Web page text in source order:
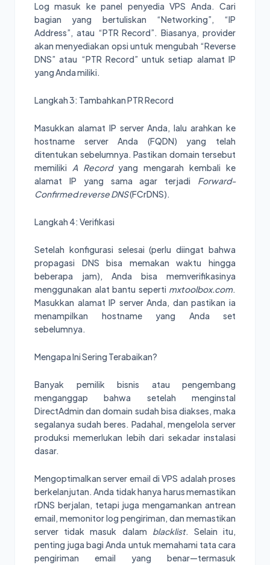
Log masuk ke panel penyedia VPS Anda. Cari
bagian yang bertuliskan “Networking”, “IP
Address”, atau “PTR Record”. Biasanya, provider
akan menyediakan opsi untuk mengubah “Reverse
DNS” atau “PTR Record” untuk setiap alamat IP
yang Anda miliki.
Langkah 3: Tambahkan PTR Record
Masukkan alamat IP server Anda, lalu arahkan ke
hostname server Anda (FQDN) yang telah
ditentukan sebelumnya. Pastikan domain tersebut
memiliki A Recordyang mengarah kembali ke
alamat IP yang sama agar terjadi Forward-
Confirmed reverse DNS(FCrDNS).
Langkah 4: Verifikasi
Setelah konfigurasi selesai (perlu diingat bahwa
propagasi DNS bisa memakan waktu hingga
beberapa jam), Anda bisa memverifikasinya
menggunakan alat bantu seperti mxtoolbox.com.
Masukkan alamat IP server Anda, dan pastikan ia
menampilkan hostname yang Anda set
sebelumnya.
Mengapa Ini Sering Terabaikan?
Banyak pemilik bisnis atau pengembang
menganggap bahwa setelah menginstal
DirectAdmin dan domain sudah bisa diakses, maka
segalanya sudah beres. Padahal, mengelola server
produksi memerlukan lebih dari sekadar instalasi
dasar.
Mengoptimalkan server email di VPS adalah proses
berkelanjutan. Anda tidak hanya harus memastikan
rDNS berjalan, tetapi juga mengamankan antrean
email, memonitor log pengiriman, dan memastikan
server tidak masuk dalam blacklist. Selain itu,
penting juga bagi Anda untuk memahami tata cara
pengiriman email yang benar—termasuk